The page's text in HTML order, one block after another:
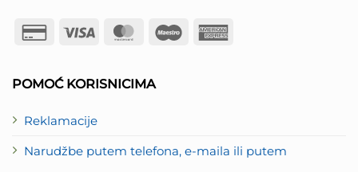
POMOĆ KORISNICIMA
Reklamacije
Narudžbe putem telefona, e-maila ili putem
Credit
Visa MasterCard
Maestro